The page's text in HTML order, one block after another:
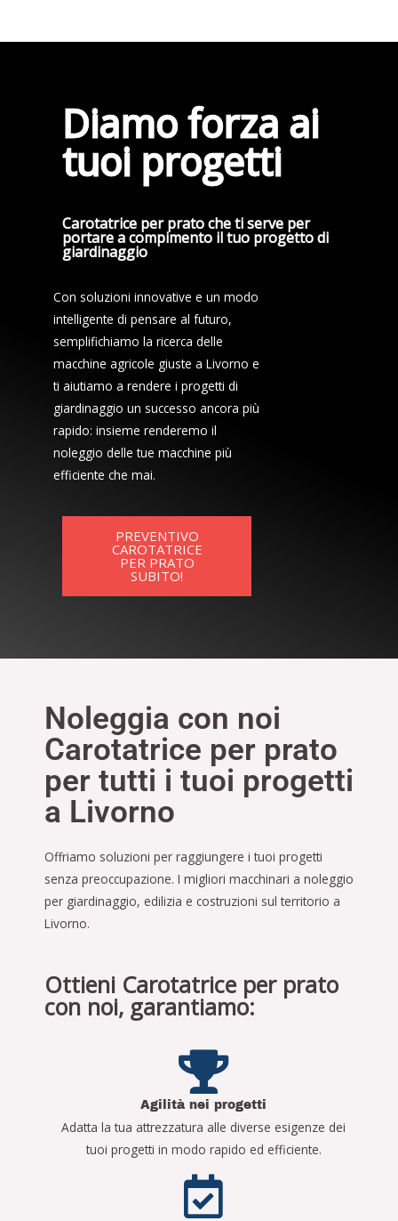
Diamo forza ai
tuoi progetti
Carotatrice per prato che ti serve per
portare a compimento il tuo progetto di
giardinaggio
Con soluzioni innovative e un modo
intelligente di pensare al futuro,
semplifichiamo la ricerca delle
macchine agricole giuste a Livorno e
ti aiutiamo a rendere i progetti di
giardinaggio un successo ancora più
rapido: insieme renderemo il
noleggio delle tue macchine più
efficiente che mai.
PREVENTIVO
CAROTATRICE
PER PRATO
SUBITO!
Noleggia con noi
Carotatrice per prato
per tutti i tuoi progetti
a Livorno
Offriamo soluzioni per raggiungere i tuoi progetti
senza preoccupazione. I migliori macchinari a noleggio
per giardinaggio, edilizia e costruzioni sul territorio a
Livorno.
Ottieni Carotatrice per prato
con noi, garantiamo:
Agilità nei progetti
Adatta la tua attrezzatura alle diverse esigenze dei
tuoi progetti in modo rapido ed efficiente.